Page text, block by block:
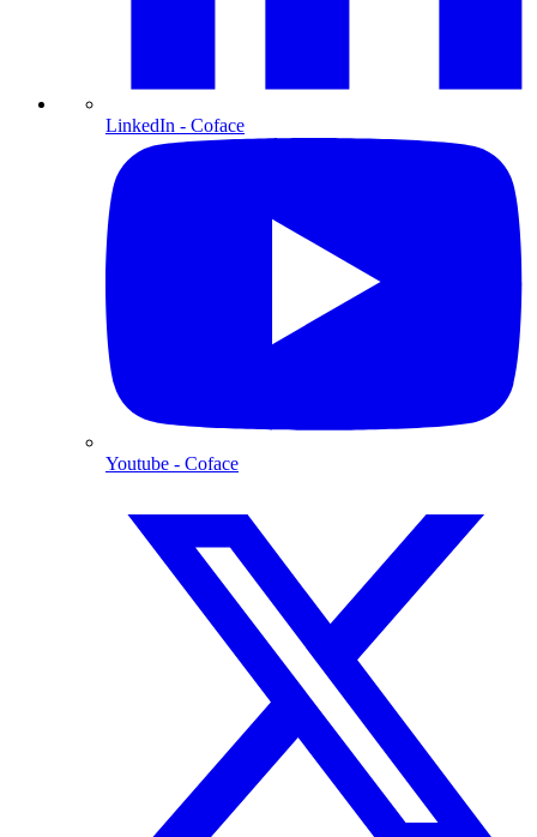
LinkedIn - Coface
Youtube - Coface